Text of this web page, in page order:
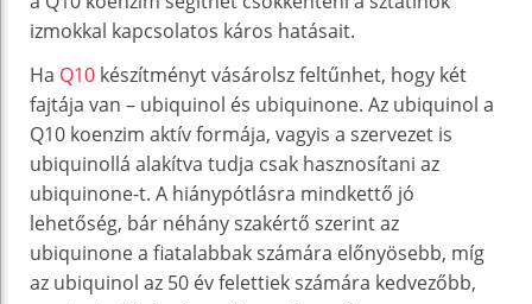
izmokkal kapcsolatos káros hatásait.
Ha Q10 készítményt vásárolsz feltűnhet, hogy két
fajtája van – ubiquinol és ubiquinone. Az ubiquinol a
Q10 koenzim aktív formája, vagyis a szervezet is
ubiquinollá alakítva tudja csak hasznosítani az
ubiquinone-t. A hiánypótlásra mindkettő jó
lehetőség, bár néhány szakértő szerint az
ubiquinone a fiatalabbak számára előnyösebb, míg
az ubiquinol az 50 év felettiek számára kedvezőbb,